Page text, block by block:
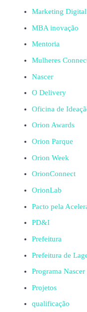
Marketing Digital
MBA inovação
Mentoria
Mulheres
Nascer
O Delivery
Oficina de
Orion Awards
Orion Parque
Orion Week
OrionConnect
OrionLab
Pacto pela
PD&I
Prefeitura
Prefeitura de
Programa Nascer
Projetos
qualificação